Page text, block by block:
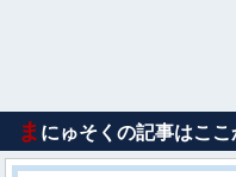
ま にゅそくの記事はこ